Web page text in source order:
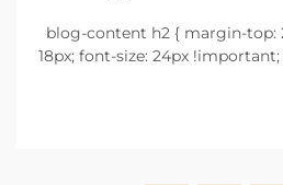
.blog-content h2 { margin-
18px; font-size: 24px
margin-bottom: 18px; font-